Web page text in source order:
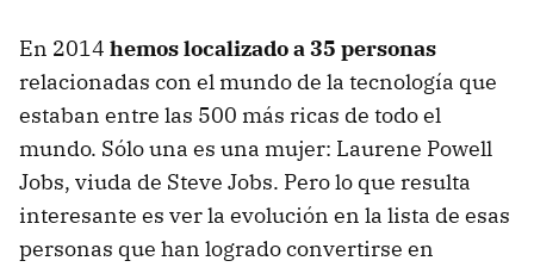
En 2014 hemos localizado a 35 personas
relacionadas con el mundo de la tecnología que
estaban entre las 500 más ricas de todo el
mundo. Sólo una es una mujer: Laurene Powell
Jobs, viuda de Steve Jobs. Pero lo que resulta
interesante es ver la evolución en la lista de esas
personas que han logrado convertirse en